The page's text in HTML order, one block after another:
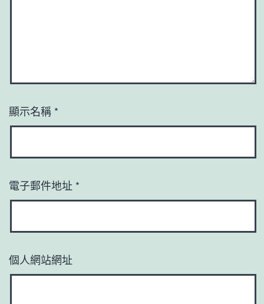
顯示名稱 *
電子郵件地址 *
個人網站網址